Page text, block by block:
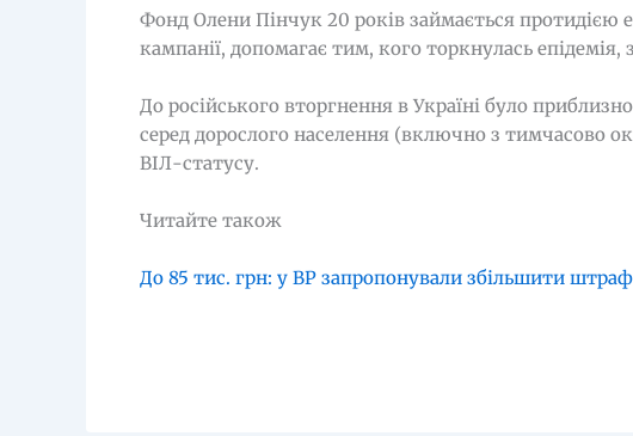
Фонд Олени Пінчук 20 років займається протидією
кампанії, допомагає тим, кого торкнулась
До російського вторгнення в Україні було
серед дорослого населення (включно з тимчасово
ВІЛ-статусу.
Читайте також
До 85 тис. грн: у ВР запропонували збільшити